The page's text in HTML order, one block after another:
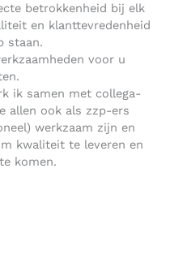
betrokkenheid bij elk
en klanttevredenheid
staan.
voor u
ik samen met collega-
allen ook als zzp-ers
werkzaam zijn en
kwaliteit te leveren en
komen.